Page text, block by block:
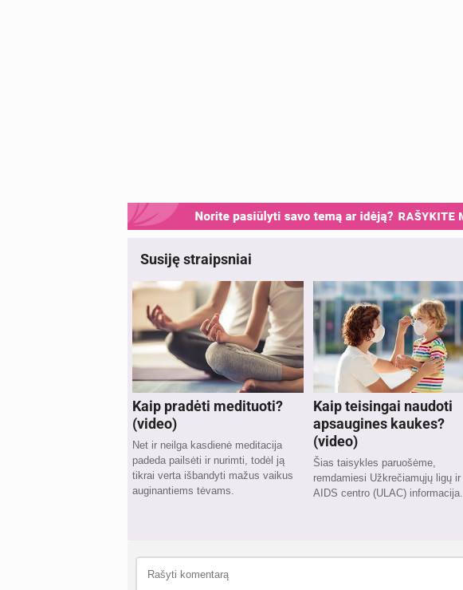
Susiję straipsniai
Kaip pradėti medituoti?
(video)
Net ir neilga kasdienė meditacija
padeda pailsėti ir nurimti, todėl ją
tikrai verta išbandyti mažus vaikus
auginantiems tėvams.
Kaip teisingai naudoti
apsaugines kaukes?
(video)
Šias taisykles paruošėme,
remdamiesi Užkrečiamųjų ligų ir
AIDS centro (ULAC) informacija.